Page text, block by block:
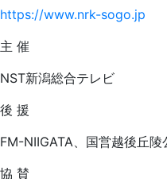
https://www.nrk-sogo.jp
主 催
NST新潟総合テレビ
後 援
FM-NIIGATA、国営越後丘陵
協 賛